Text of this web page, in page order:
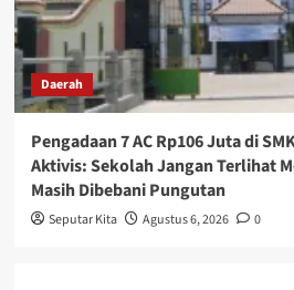
Daerah
Pengadaan 7 AC Rp106 Juta di
Aktivis: Sekolah Jangan Terlihat
Masih Dibebani Pungutan
Seputar Kita Agustus 6, 2026 0